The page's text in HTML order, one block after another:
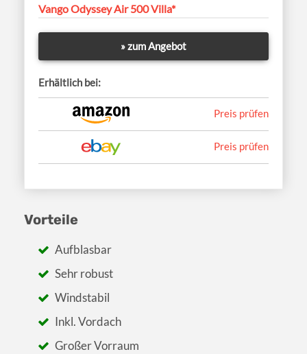
Vango Odyssey Air 500 Villa*
» zum Angebot
Erhältlich bei:
Preis prüfen
Preis prüfen
Vorteile
Aufblasbar
Sehr robust
Windstabil
Inkl. Vordach
Großer Vorraum